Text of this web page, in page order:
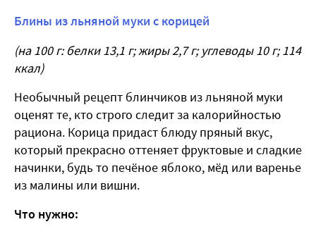
Блины из льняной муки с корицей
(на 100 г: белки 13,1 г; жиры 2,7 г; углеводы 10 г; 114
ккал)
Необычный рецепт блинчиков из льняной муки
оценят те, кто строго следит за калорийностью
рациона. Корица придаст блюду пряный вкус,
который прекрасно оттеняет фруктовые и сладкие
начинки, будь то печёное яблоко, мёд или варенье
из малины или вишни.
Что нужно: